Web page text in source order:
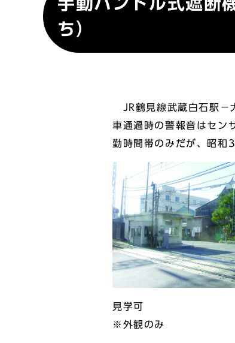
ち）
JR鶴見線武蔵白石駅－
車通過時の警報音はセン
勤時間帯のみだが、昭和
見学可
※外観のみ